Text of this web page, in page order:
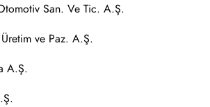
San. Ve Tic. A.Ş.
ve Paz. A.Ş.
A.Ş.